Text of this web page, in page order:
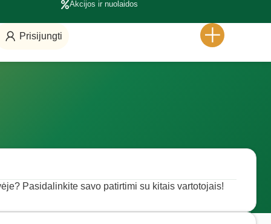
Akcijos ir nuolaidos
Prisijungti
Pasidalinkite savo patirtimi su kitais vartotojais!